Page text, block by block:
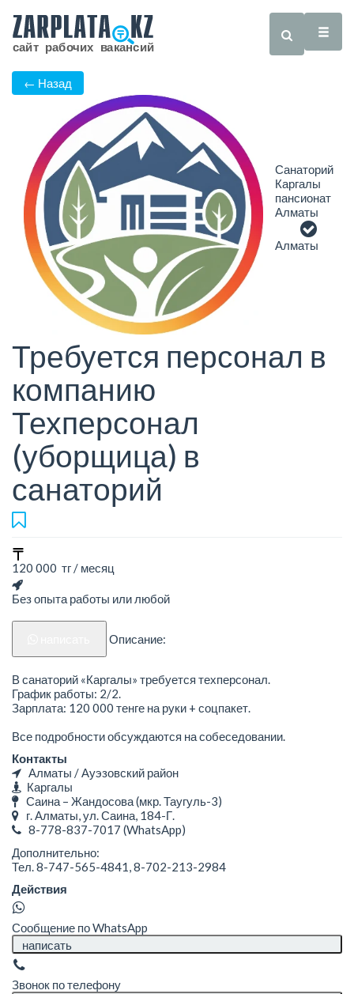
← Назад
Санаторий
Каргалы
пансионат
Алматы
Алматы
Требуется персонал в
компанию
Техперсонал
(уборщица) в
санаторий
120 000 тг / месяц
Без опыта работы или любой
Описание:
В санаторий «Каргалы» требуется техперсонал.
График работы: 2/2.
Зарплата: 120 000 тенге на руки + соцпакет.
Все подробности обсуждаются на собеседовании.
Контакты
Алматы / Ауэзовский район
Каргалы
Саина – Жандосова (мкр. Таугуль-3)
г. Алматы, ул. Саина, 184-Г.
8-778-837-7017 (WhatsApp)
Дополнительно:
Тел. 8-747-565-4841, 8-702-213-2984
Действия
Сообщение по WhatsApp
написать
Звонок по телефону